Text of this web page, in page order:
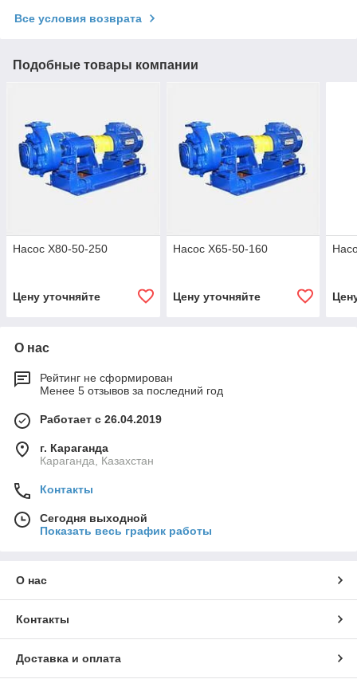
Все условия возврата
Подобные товары компании
Насос Х80-50-250
Цену уточняйте
Насос Х65-50-160
Цену уточняйте
О нас
Рейтинг не сформирован
Менее 5 отзывов за последний год
Работает с 26.04.2019
г. Караганда
Караганда, Казахстан
Контакты
Сегодня выходной
Показать весь график работы
О нас
Контакты
Доставка и оплата